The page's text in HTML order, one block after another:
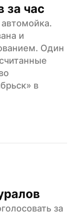
за час
и
Один
в
за